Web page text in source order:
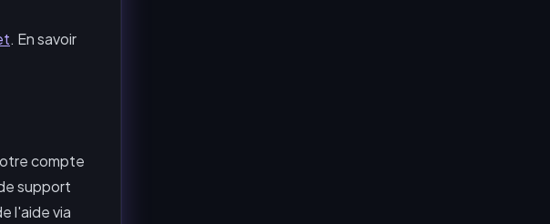
. En savoir
compte
support
l'aide via